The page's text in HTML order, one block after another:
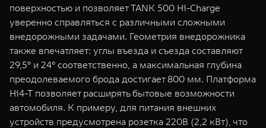
поверхностью и позволяет TANK 500 Hi-Charge
уверенно справляться с различными сложными
внедорожными задачами. Геометрия внедорожника
также впечатляет: углы въезда и съезда составляют
29,5° и 24° соответственно, а максимальная глубина
преодолеваемого брода достигает 800 мм. Платформа
Hi4-T позволяет расширять бытовые возможности
автомобиля. К примеру, для питания внешних
устройств предусмотрена розетка 220В (2,2 кВт), что